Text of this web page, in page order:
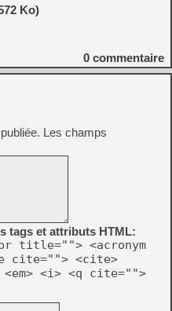
Ko)
0 commentaire
Les champs
tags et attributs HTML:
title=""> <acronym
cite=""> <cite>
<i> <q cite="">